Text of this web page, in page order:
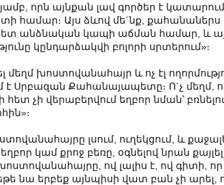
որն այնքան լավ գործեր է
համար։ Այս ձևով մե´նք, քահանաներս
հետ անձնական կապի աճման համար, և
կընդարձակվի բոլորի սրտերում»։
մեղմ խոստովանահայր և ոչ էլ
է Սրբազան Քահանայապետը։ Ո´չ մեղմ,
չի վերաբերվում եղբոր նման՝
լսում, ուղեկցում, և
կամ քրոջ բեռը, օգնելով նրան
ով լալիս է, ով գիտի,
նա երբեք այնպիսի վատ բան չի արել,